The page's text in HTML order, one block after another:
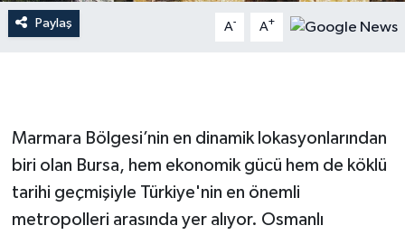
Paylaş A- A+
Marmara Bölgesi’nin en dinamik lokasyonlarından
biri olan Bursa, hem ekonomik gücü hem de köklü
tarihi geçmişiyle Türkiye'nin en önemli
metropolleri arasında yer alıyor. Osmanlı